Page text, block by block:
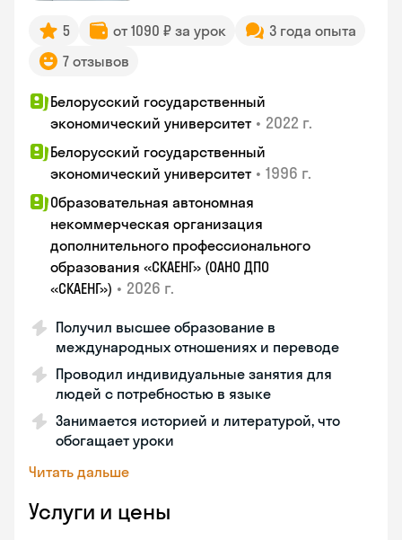
5 от 1090 ₽ за урок
3 года опыта
7 отзывов
Белорусский государственный
экономический университет • 2022 г.
Белорусский государственный
экономический университет • 1996 г.
Образовательная автономная
некоммерческая организация
дополнительного профессионального
образования «СКАЕНГ» (ОАНО ДПО
«СКАЕНГ») • 2026 г.
Получил высшее образование в
международных отношениях и переводе
Проводил индивидуальные занятия для
людей с потребностью в языке
Занимается историей и литературой, что
обогащает уроки
Читать дальше
Услуги и цены